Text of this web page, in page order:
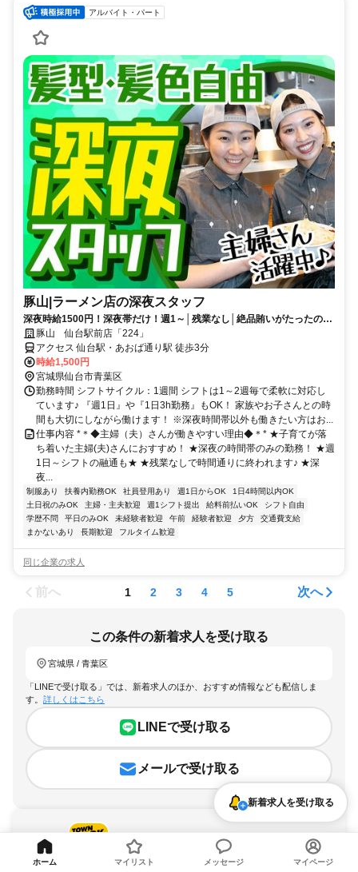
アルバイト・パート
豚山|ラーメン店の深夜スタッフ
深夜時給1500円！深夜帯だけ！週1～│残業なし│絶品賄いがたったの１
円│主婦さん活躍中！│扶養内可
豚山 仙台駅前店「224」
アクセス 仙台駅・あおば通り駅 徒歩3分
時給1,500円
宮城県仙台市青葉区
勤務時間 シフトサイクル：1週間 シフトは1～2週毎で柔軟に対応し
ています♪ 『週1日』や『1日3h勤務』もOK！ 家族やお子さんとの時
間も大切にしながら働けます！ ※深夜時間帯以外も働きたい方はお...
仕事内容 *＊◆主婦（夫）さんが働きやすい理由◆＊* ★子育てが落
ち着いた主婦(夫)さんにおすすめ！ ★深夜の時間帯のみの勤務！ ★週
1日～シフトの融通も★ ★残業なしで時間通りに終われます♪ ★深
夜...
制服あり 扶養内勤務OK 社員登用あり 週1日からOK
1日4時間以内OK
土日祝のみOK
主婦・主夫歓迎 週1シフト提出 給料前払いOK
シフト自由
学歴不問
平日のみOK 未経験者歓迎 午前 経験者歓迎 夕方
交通費支給
まかないあり
長期歓迎 フルタイム歓迎
同じ企業の求人
前へ 1 2 3 4 5 次へ
この条件の新着求人を受け取る
宮城県 / 青葉区
「LINEで受け取る」では、新着求人のほか、おすすめ情報なども配信しま
す。 詳しくはこちら
LINEで受け取る
メールで受け取る
新着求人を受け取る
ホーム マイリスト メッセージ マイページ